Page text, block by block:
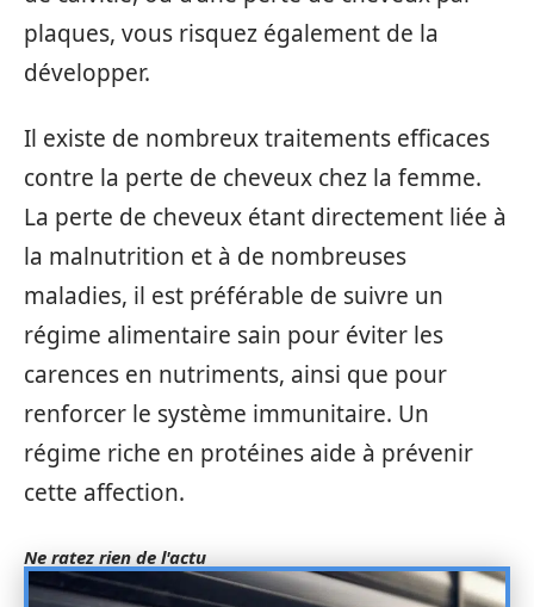
plaques, vous risquez également de la
développer.
Il existe de nombreux traitements efficaces
contre la perte de cheveux chez la femme.
La perte de cheveux étant directement liée à
la malnutrition et à de nombreuses
maladies, il est préférable de suivre un
régime alimentaire sain pour éviter les
carences en nutriments, ainsi que pour
renforcer le système immunitaire. Un
régime riche en protéines aide à prévenir
cette affection.
Ne ratez rien de l'actu